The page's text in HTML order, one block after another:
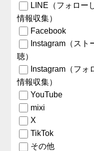
LINE（フォロー
情報収集）
Facebook
Instagram（スト
聴）
Instagram（フ
情報収集）
YouTube
mixi
X
TikTok
その他